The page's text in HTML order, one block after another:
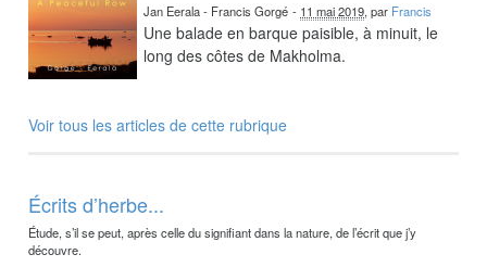
Jan Eerala - Francis Gorgé - 11 mai 2019, par Francis
Une balade en barque paisible, à minuit, le
long des côtes de Makholma.
Voir tous les articles de cette rubrique
Écrits d’herbe...
Étude, s’il se peut, après celle du signifiant dans la nature, de l’écrit que j’y
découvre.